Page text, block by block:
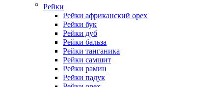
Рейки
Рейки африканский орех
Рейки бук
Рейки дуб
Рейки бальза
Рейки танганика
Рейки самшит
Рейки рамин
Рейки падук